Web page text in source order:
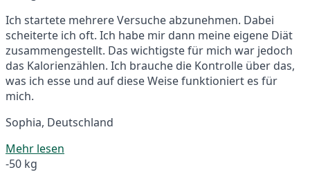
Ich startete mehrere Versuche abzunehmen. Dabei
scheiterte ich oft. Ich habe mir dann meine eigene Diät
zusammengestellt. Das wichtigste für mich war jedoch
das Kalorienzählen. Ich brauche die Kontrolle über das,
was ich esse und auf diese Weise funktioniert es für
mich.
Sophia, Deutschland
Mehr lesen
-50 kg